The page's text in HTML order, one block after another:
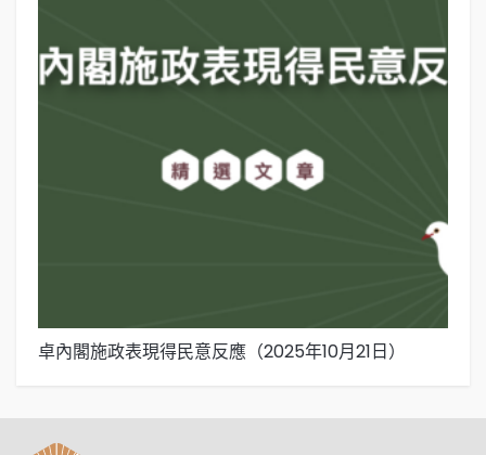
卓內閣施政表現得民意反應（2025年10月21日）